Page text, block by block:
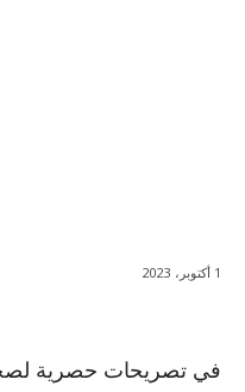
1 أكتوبر، 2023
في تصريحات حصرية